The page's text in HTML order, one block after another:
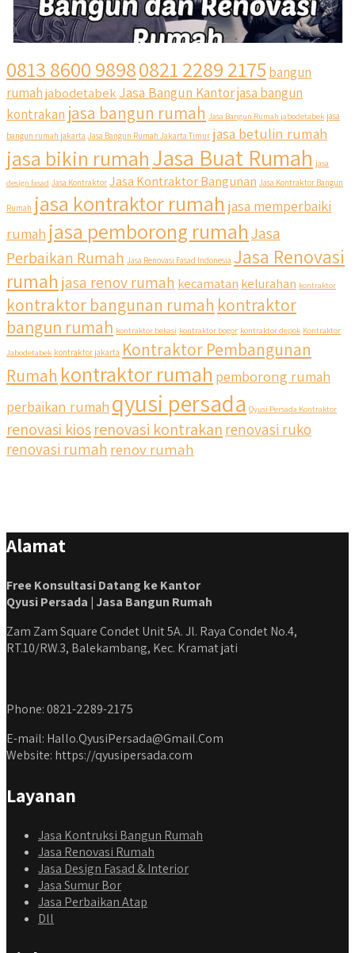
qyusipersada
@qyusipersada 3 years ago
Siapa yang udah masuk List untuk Bangun dan Renovasi
rumah Di @qyusipersada dengan sistem Cicilan ?? 🤗
Untuk informasi lebih lanjut terkait program cicilan ini temen
temen bisa langsung klik link di bio yaa
#jasabangunrumahjakarta #jasarenovasirumahjakarta
#kontraktorjakarta #kontraktorbangunan
#kontraktorbangunanrumah #kontraktorbangunanjakarta
#jasabangunrumahjabodetabek #qyusipersada
0813 8600 98980821 2289 2175 bangun
rumahjabodetabek Jasa Bangun Kantorjasa bangun
kontrakan jasa bangun rumah Jasa Bangun Rumah jabodetabek jasa
bangun rumah jakarta Jasa Bangun Rumah Jakarta Timur jasa betulin rumah
jasa bikin rumahJasa Buat Rumah jasa
design fasad Jasa Kontraktor Jasa Kontraktor Bangunan Jasa Kontraktor Bangun
Rumah jasa kontraktor rumah jasa memperbaiki
rumah jasa pemborong rumahJasa
Perbaikan Rumah Jasa Renovasi Fasad Indonesia Jasa Renovasi
rumah jasa renov rumah kecamatan kelurahan kontraktor
kontraktor bangunan rumah kontraktor
bangun rumah kontraktor bekasi kontraktor bogor kontraktor depok Kontraktor
Jabodetabek kontraktor jakarta Kontraktor Pembangunan
Rumah kontraktor rumah pemborong rumah
perbaikan rumah qyusi persada Qyusi Persada Kontraktor
renovasi kiosrenovasi kontrakanrenovasi ruko
renovasi rumah renov rumah
Alamat
Free Konsultasi Datang ke Kantor
Qyusi Persada | Jasa Bangun Rumah
Zam Zam Square Condet Unit 5A. Jl. Raya Condet No.4,
RT.10/RW.3, Balekambang, Kec. Kramat jati
Phone: 0821-2289-2175
E-mail: Hallo.QyusiPersada@Gmail.Com
Website: https://qyusipersada.com
Layanan
Jasa Kontruksi Bangun Rumah
Jasa Renovasi Rumah
Jasa Design Fasad & Interior
Jasa Sumur Bor
Jasa Perbaikan Atap
Dll